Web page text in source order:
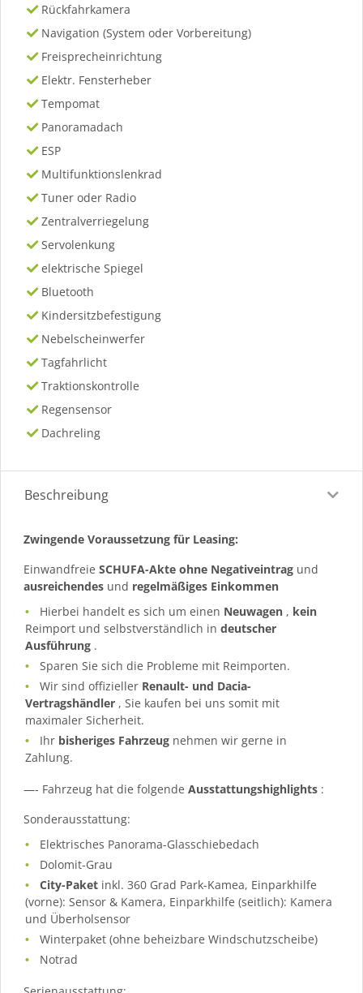
Rückfahrkamera
Navigation (System oder Vorbereitung)
Freisprecheinrichtung
Elektr. Fensterheber
Tempomat
Panoramadach
ESP
Multifunktionslenkrad
Tuner oder Radio
Zentralverriegelung
Servolenkung
elektrische Spiegel
Bluetooth
Kindersitzbefestigung
Nebelscheinwerfer
Tagfahrlicht
Traktionskontrolle
Regensensor
Dachreling
Beschreibung
Zwingende Voraussetzung für Leasing:
Einwandfreie SCHUFA-Akte ohne Negativeintrag und
ausreichendes und regelmäßiges Einkommen
Hierbei handelt es sich um einen Neuwagen , kein
Reimport und selbstverständlich in deutscher
Ausführung .
Sparen Sie sich die Probleme mit Reimporten.
Wir sind offizieller Renault- und Dacia-
Vertragshändler , Sie kaufen bei uns somit mit
maximaler Sicherheit.
Ihr bisheriges Fahrzeug nehmen wir gerne in
Zahlung.
—- Fahrzeug hat die folgende Ausstattungshighlights :
Sonderausstattung:
Elektrisches Panorama-Glasschiebedach
Dolomit-Grau
City-Paket inkl. 360 Grad Park-Kamea, Einparkhilfe
(vorne): Sensor & Kamera, Einparkhilfe (seitlich): Kamera
und Überholsensor
Winterpaket (ohne beheizbare Windschutzscheibe)
Notrad